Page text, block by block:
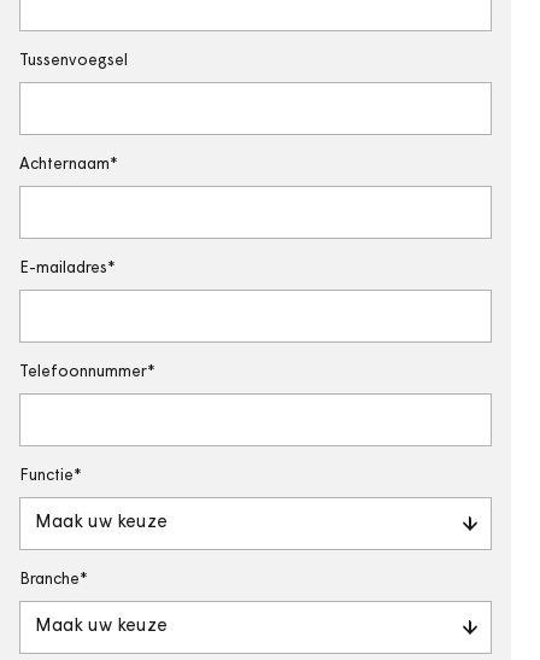
Tussenvoegsel
Achternaam
E-mailadres
Telefoonnummer
Functie
Maak uw keuze
Branche
Maak uw keuze